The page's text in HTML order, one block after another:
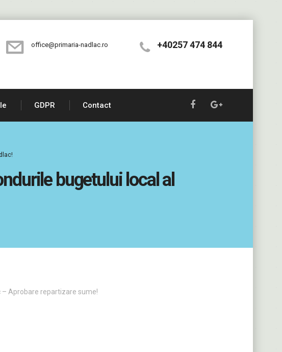
+40257 474 844
office@primaria-nadlac.ro
GDPR Contact
bugetului local al
– Aprobare repartizare sume!